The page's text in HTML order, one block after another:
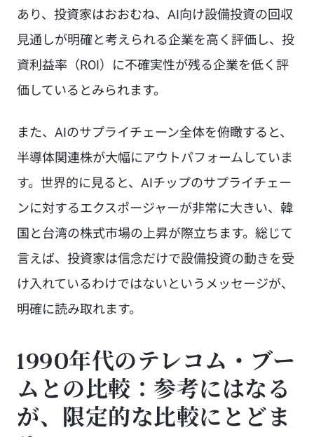
あり、投資家はおおむね、AI向け設備投資の回収
見通しが明確と考えられる企業を高く評価し、投
資利益率（ROI）に不確実性が残る企業を低く評
価しているとみられます。
また、AIのサプライチェーン全体を俯瞰すると、
半導体関連株が大幅にアウトパフォームしていま
す。世界的に見ると、AIチップのサプライチェー
ンに対するエクスポージャーが非常に大きい、韓
国と台湾の株式市場の上昇が際立ちます。総じて
言えば、投資家は信念だけで設備投資の動きを受
け入れているわけではないというメッセージが、
明確に読み取れます。
1990年代のテレコム・ブー
ムとの比較：参考にはなる
が、限定的な比較にとどま